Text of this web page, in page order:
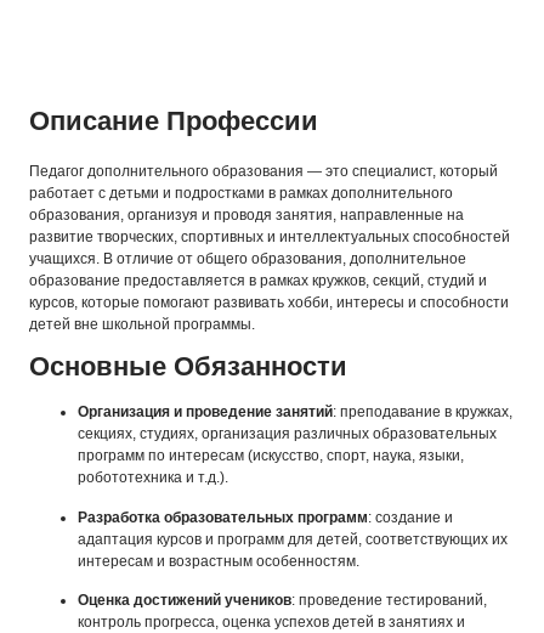
Описание Профессии
Педагог дополнительного образования — это специалист, который
работает с детьми и подростками в рамках дополнительного
образования, организуя и проводя занятия, направленные на
развитие творческих, спортивных и интеллектуальных способностей
учащихся. В отличие от общего образования, дополнительное
образование предоставляется в рамках кружков, секций, студий и
курсов, которые помогают развивать хобби, интересы и способности
детей вне школьной программы.
Основные Обязанности
Организация и проведение занятий: преподавание в кружках,
секциях, студиях, организация различных образовательных
программ по интересам (искусство, спорт, наука, языки,
робототехника и т.д.).
Разработка образовательных программ: создание и
адаптация курсов и программ для детей, соответствующих их
интересам и возрастным особенностям.
Оценка достижений учеников: проведение тестирований,
контроль прогресса, оценка успехов детей в занятиях и